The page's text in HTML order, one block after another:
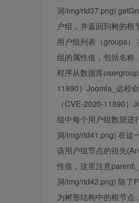
洞/img/rId37.png)
户组，并返回到树的
用户组列表（groups
组的属性值，包括名称
程序从数据库
11890）Joomla_远程
（CVE-2020-11890
组中每个用户组数据进
洞/img/rId41.png) 在这
该用户组节点的祖先
性值，这里注意
洞/img/rId42.png) 除了
为树形结构中的根节点